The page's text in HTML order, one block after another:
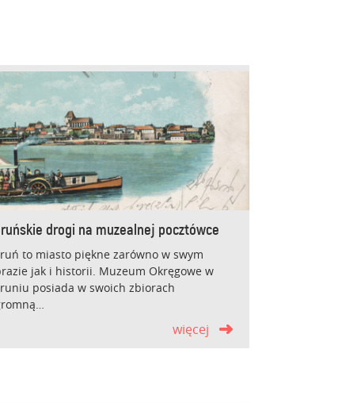
drogi na muzealnej pocztówce
to miasto piękne zarówno w swym
jak i historii. Muzeum Okręgowe w
posiada w swoich zbiorach
więcej